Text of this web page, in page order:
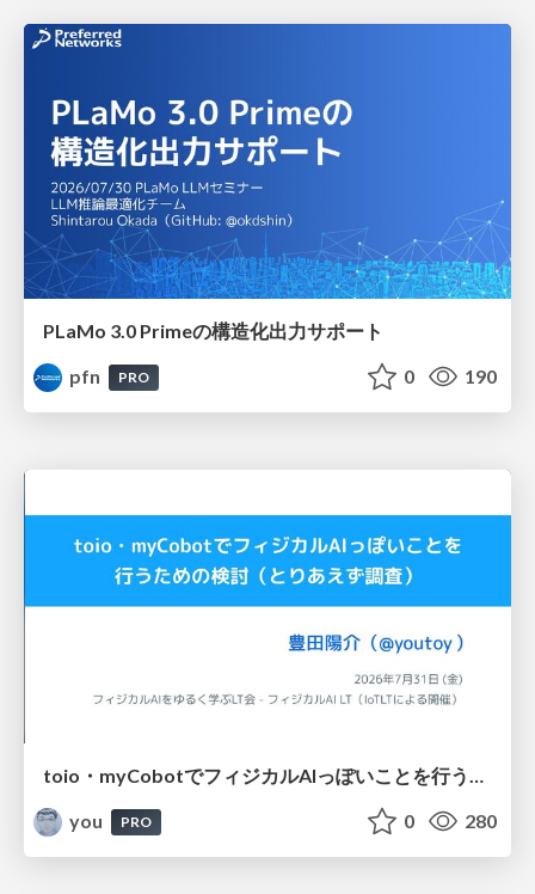
PLaMo 3.0 Primeの構造化出力サポート
pfn
PRO 0 190
toio・myCobotでフィジカルAIっぽいことを行うための検討（とりあえず調査） / フィジカルAI LT（IoTLTによる開催）
you
PRO 0 280